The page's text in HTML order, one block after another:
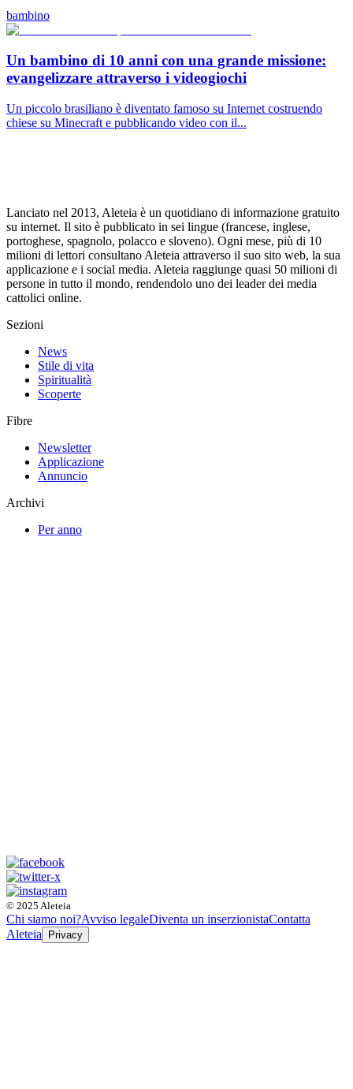
bambino
Un bambino di 10 anni con una grande missione:
evangelizzare attraverso i videogiochi
Un piccolo brasiliano è diventato famoso su Internet costruendo
chiese su Minecraft e pubblicando video con il...
Lanciato nel 2013, Aleteia è un quotidiano di informazione gratuito
su internet. Il sito è pubblicato in sei lingue (francese, inglese,
portoghese, spagnolo, polacco e sloveno). Ogni mese, più di 10
milioni di lettori consultano Aleteia attraverso il suo sito web, la sua
applicazione e i social media. Aleteia raggiunge quasi 50 milioni di
persone in tutto il mondo, rendendolo uno dei leader dei media
cattolici online.
Sezioni
News
Stile di vita
Spiritualità
Scoperte
Fibre
Newsletter
Applicazione
Annuncio
Archivi
Per anno
© 2025 Aleteia
Chi siamo noi?Avviso legaleDiventa un inserzionistaContatta
Aleteia
Privacy